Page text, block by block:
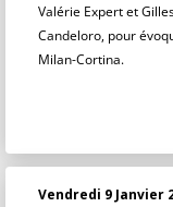
Valérie Expert et
Candeloro, pour
Milan-Cortina.
Vendredi 9 Janvier